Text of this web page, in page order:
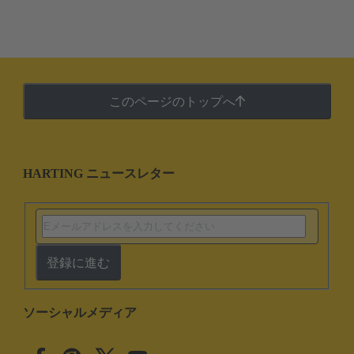
このページのトップへ
HARTING ニュースレター
登録に進む
ソーシャルメディア